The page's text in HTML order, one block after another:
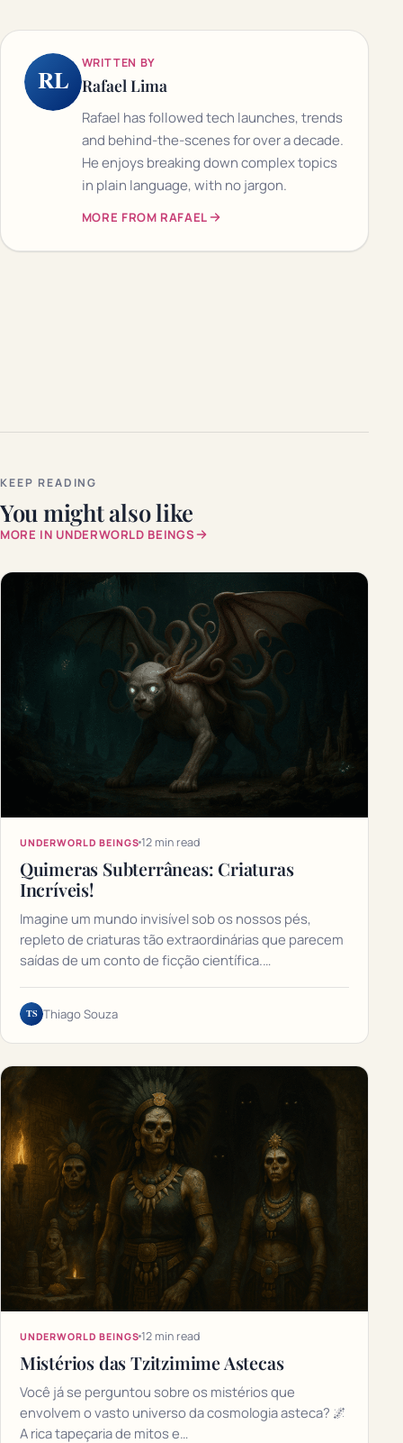
RL
WRITTEN BY
Rafael Lima
Rafael has followed tech launches, trends
and behind-the-scenes for over a decade.
He enjoys breaking down complex topics
in plain language, with no jargon.
MORE FROM RAFAEL
KEEP READING
You might also like
MORE IN UNDERWORLD BEINGS
UNDERWORLD BEINGS 12 min read
Quimeras Subterrâneas: Criaturas
Incríveis!
Imagine um mundo invisível sob os nossos pés,
repleto de criaturas tão extraordinárias que parecem
saídas de um conto de ficção científica.…
TS Thiago Souza
UNDERWORLD BEINGS 12 min read
Mistérios das Tzitzimime Astecas
Você já se perguntou sobre os mistérios que
envolvem o vasto universo da cosmologia asteca? 🌌
A rica tapeçaria de mitos e…